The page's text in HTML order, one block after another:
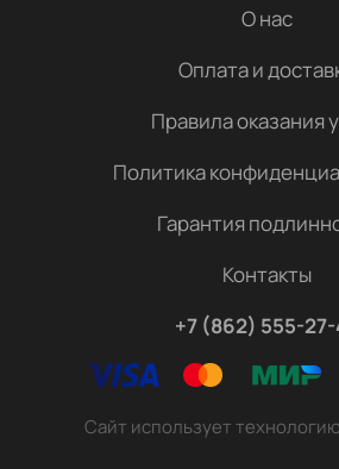
О нас
Оплата и
Правила оказания
Политика
Гарантия
Контакты
+7 (862) 555-
Сайт использует